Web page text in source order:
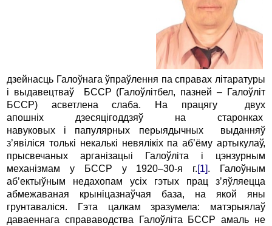
дзейнасць Галоўнага ўпраўлення па справах літаратуры
і выдавецтваў БССР (Галоўлітбел, пазней – Галоўліт
БССР) асветлена слаба. На працягу двух
апошніх дзесяцігоддзяў на старонках
навуковых і папулярных перыядычных выданняў
з’явіліся толькі некалькі невялікіх па аб’ёму артыкулаў,
прысвечаных арганізацыі Галоўліта і цэнзурным
механізмам у БССР у 1920–30-я г.[1]. Галоўным
аб’ектыўным недахопам усіх гэтых прац з’яўляецца
абмежаваная крыніцазнаўчая база, на якой яны
грунтаваліся. Гэта цалкам зразумела: матэрыялаў
даваеннага справаводства Галоўліта БССР амаль не